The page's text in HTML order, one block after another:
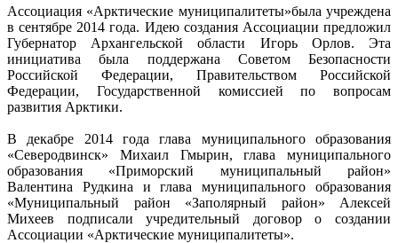
Ассоциация «Арктические муниципалитеты»была учреждена
в сентябре 2014 года. Идею создания Ассоциации предложил
Губернатор Архангельской области Игорь Орлов. Эта
инициатива была поддержана Советом Безопасности
Российской Федерации, Правительством Российской
Федерации, Государственной комиссией по вопросам
развития Арктики.
В декабре 2014 года глава муниципального образования
«Северодвинск» Михаил Гмырин, глава муниципального
образования «Приморский муниципальный район»
Валентина Рудкина и глава муниципального образования
«Муниципальный район «Заполярный район» Алексей
Михеев подписали учредительный договор о создании
Ассоциации «Арктические муниципалитеты».